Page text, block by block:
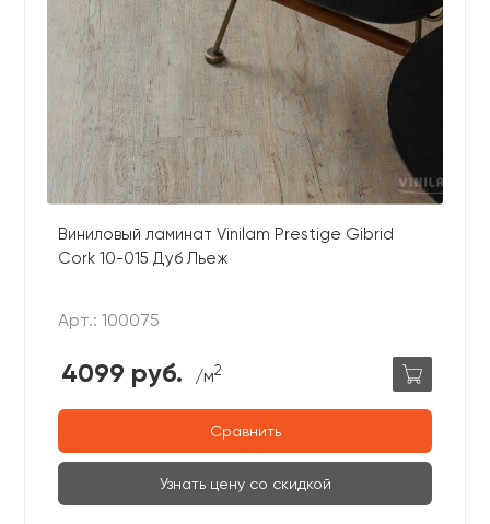
Виниловый ламинат Vinilam Prestige Gibrid
Cork 10-015 Дуб Льеж
Арт.: 100075
4099 руб. /м2
Сравнить
Узнать цену со скидкой